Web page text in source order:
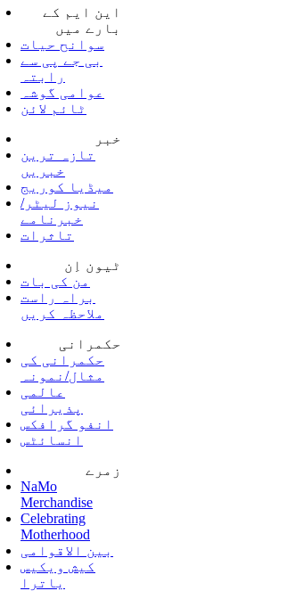
این ایم کے
بارے میں
سوانح حیات
بی جے پی سے
رابتہ
عوامی گوشہ
ٹائم لائن
خبر
تازہ ترین
خبریں
میڈیا کوریج
نیوز لیٹر/
خبرنامے
تاثرات
ٹیون اِن
من کی بات
براہ راست
ملاحظہ کریں
حکمرانی
حکمرانی کی
مثال/نمونہ
عالمی
پذیرائی
انفو گرافکس
انسائٹس
زمرے
NaMo
Merchandise
Celebrating
Motherhood
بین الاقوامی
کیش ویکیس
یاترا